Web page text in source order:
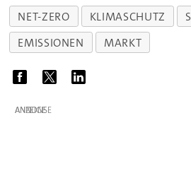
NET-ZERO KLIMASCHUTZ
EMISSIONEN
MARKT
ANZEIGE